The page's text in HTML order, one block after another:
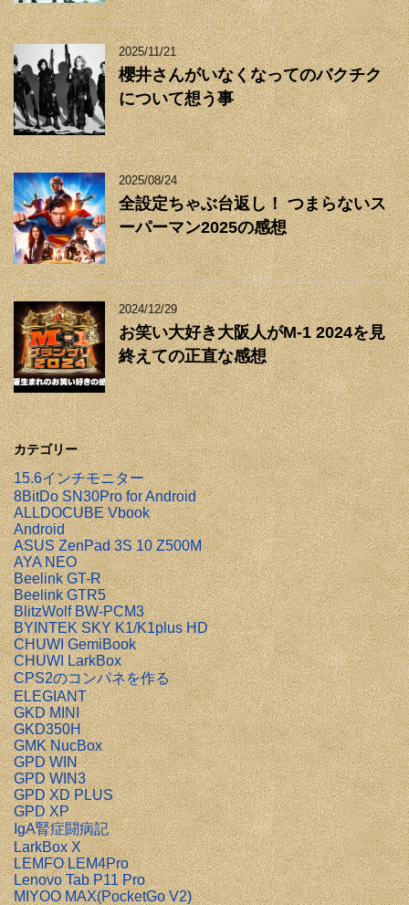
2025/11/21
櫻井さんがいなくなってのバクチク
について想う事
2025/08/24
全設定ちゃぶ台返し！ つまらないス
ーパーマン2025の感想
2024/12/29
お笑い大好き大阪人がM-1 2024を見
終えての正直な感想
カテゴリー
15.6インチモニター
8BitDo SN30Pro for Android
ALLDOCUBE Vbook
Android
ASUS ZenPad 3S 10 Z500M
AYA NEO
Beelink GT-R
Beelink GTR5
BlitzWolf BW-PCM3
BYINTEK SKY K1/K1plus HD
CHUWI GemiBook
CHUWI LarkBox
CPS2のコンパネを作る
ELEGIANT
GKD MINI
GKD350H
GMK NucBox
GPD WIN
GPD WIN3
GPD XD PLUS
GPD XP
IgA腎症闘病記
LarkBox X
LEMFO LEM4Pro
Lenovo Tab P11 Pro
MIYOO MAX(PocketGo V2)